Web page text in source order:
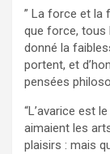
” La force et la
que force, tous
donné la
portent, et
pensées
“L’avarice est
aimaient les
plaisirs : mais